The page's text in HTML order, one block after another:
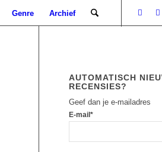
Genre Archief
AUTOMATISCH
RECENSIES?
Geef dan je e-mailadres
E-mail*